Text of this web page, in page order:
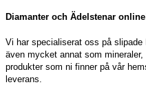
Diamanter och Ädelstenar
Vi har specialiserat oss på
även mycket annat som
produkter som ni finner på vår
leverans.